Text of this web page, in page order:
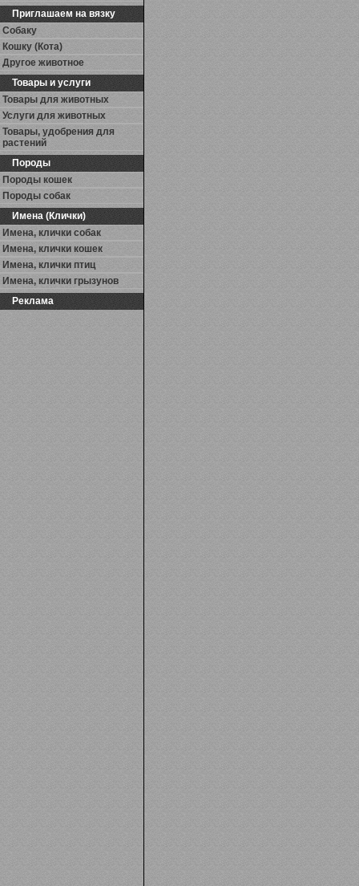
Приглашаем на вязку
Собаку
Кошку (Кота)
Другое животное
Товары и услуги
Товары для животных
Услуги для животных
Товары, удобрения для
растений
Породы
Породы кошек
Породы собак
Имена (Клички)
Имена, клички собак
Имена, клички кошек
Имена, клички птиц
Имена, клички грызунов
Реклама